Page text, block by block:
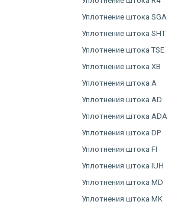
Уплотнение штока SGA
Уплотнение штока SHT
Уплотнение штока TSE
Уплотнение штока XB
Уплотнения штока A
Уплотнения штока AD
Уплотнения штока ADA
Уплотнения штока DP
Уплотнения штока FI
Уплотнения штока IUH
Уплотнения штока MD
Уплотнения штока MK